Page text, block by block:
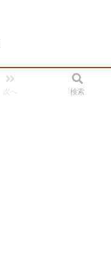
次へ 検索